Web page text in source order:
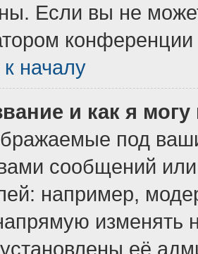
Если вы не
началу
и как я
под
сообщений
например,
изменять
её